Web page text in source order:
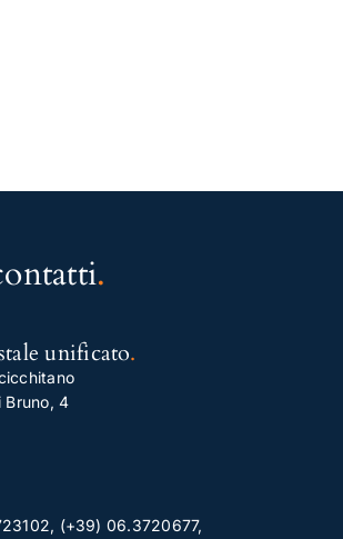
.
unificato.
Bruno, 4
, (+39) 06.3720677,